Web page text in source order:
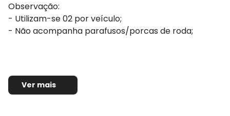
Observação:
- Utilizam-se 02 por veículo;
- Não acompanha parafusos/porcas de roda;
Ver mais